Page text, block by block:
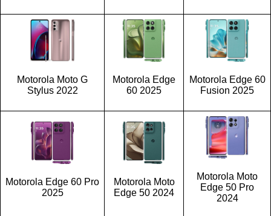
Motorola Moto G
Stylus 2022
Motorola Edge
60 2025
Motorola Edge 60
Fusion 2025
Motorola Edge 60 Pro
2025
Motorola Moto
Edge 50 2024
Motorola Moto
Edge 50 Pro
2024